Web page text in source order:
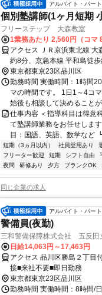
アルバイト・パート
個別塾講師(1ヶ月短期
フリーステップ 大森教室
1業務あたり 2,560円（コマ
アクセス ＪＲ京浜東北線
約8分、京急本線 平和島徒
東京都東京23区品川区
勤務時間 実働時間：1時間
マの時間です。 1日1～4コ
始後も相談して決めること
仕事内容 ＜指導科目は得意
て塾講師業務をお任せしま
目：国語、英語、数学など
短期（3ヵ月以内） 社員登用あり
フリーター歓迎
短期 シフト自由
夜間
研修あり 夕方 ブランクOK
同じ企業の求人
アルバイト・パート
警備員(夜勤)
三和警備保障株式会社 五反田
日給14,063円～17,463円
アクセス 品川区勝島２丁目
接■来社不要■即日勤務
東京都東京23区品川区
勤務時間 実働時間：8時間/